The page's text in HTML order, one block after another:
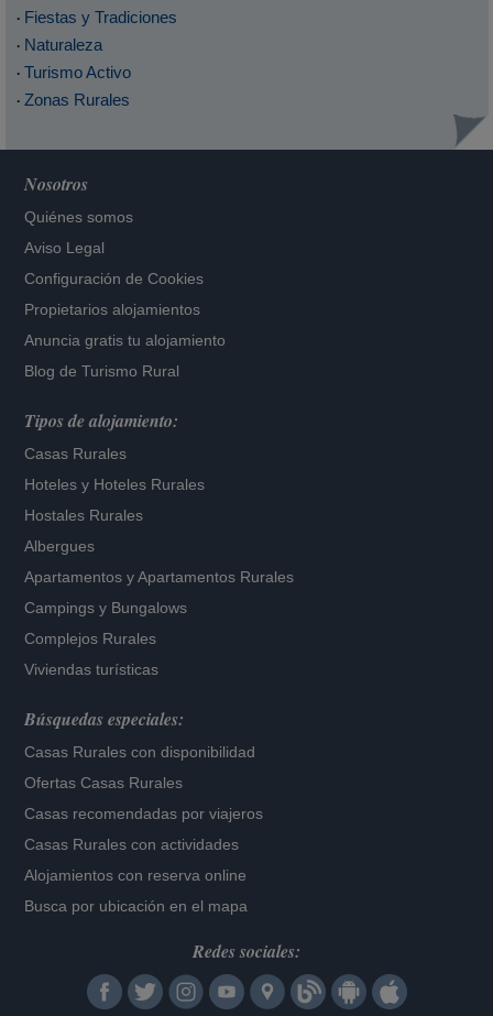
· Fiestas y Tradiciones
· Naturaleza
· Turismo Activo
· Zonas Rurales
Nosotros
Quiénes somos
Aviso Legal
Configuración de Cookies
Propietarios alojamientos
Anuncia gratis tu alojamiento
Blog de Turismo Rural
Tipos de alojamiento:
Casas Rurales
Hoteles y Hoteles Rurales
Hostales Rurales
Albergues
Apartamentos yApartamentos Rurales
Campings y Bungalows
Complejos Rurales
Viviendas turísticas
Búsquedas especiales:
Casas Rurales con disponibilidad
Ofertas Casas Rurales
Casas recomendadas por viajeros
Casas Rurales con actividades
Alojamientos con reserva online
Busca por ubicación en el mapa
Redes sociales: